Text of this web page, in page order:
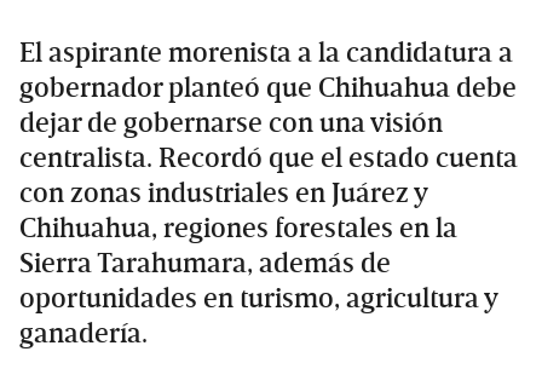
El aspirante morenista a la candidatura a
gobernador planteó que Chihuahua debe
dejar de gobernarse con una visión
centralista. Recordó que el estado cuenta
con zonas industriales en Juárez y
Chihuahua, regiones forestales en la
Sierra Tarahumara, además de
oportunidades en turismo, agricultura y
ganadería.